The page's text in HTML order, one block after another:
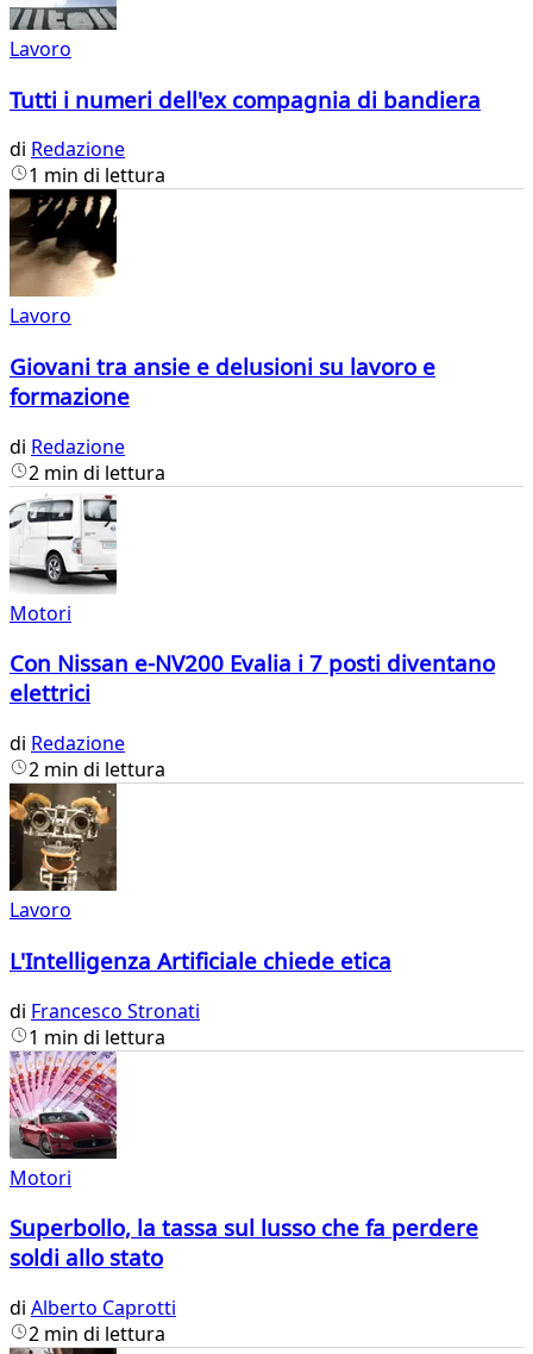
Lavoro
Tutti i numeri dell'ex compagnia di bandiera
di Redazione
1 min di lettura
Lavoro
Giovani tra ansie e delusioni su lavoro e
formazione
di Redazione
2 min di lettura
Motori
Con Nissan e-NV200 Evalia i 7 posti diventano
elettrici
di Redazione
2 min di lettura
Lavoro
L'Intelligenza Artificiale chiede etica
di Francesco Stronati
1 min di lettura
Motori
Superbollo, la tassa sul lusso che fa perdere
soldi allo stato
di Alberto Caprotti
2 min di lettura